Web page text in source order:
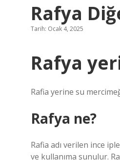
Rafya
Tarih: Ocak 4, 2025
Rafya
Rafia yerine su
Rafya ne?
Rafia adı verilen ince
ve kullanıma sunulur.